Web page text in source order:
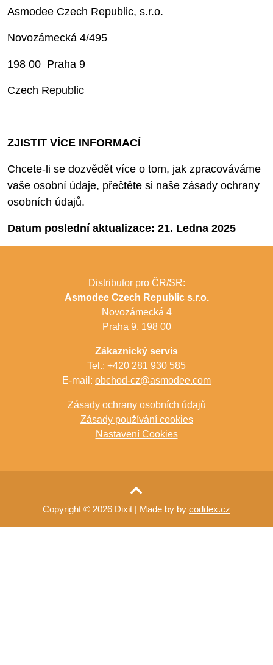
Asmodee Czech Republic, s.r.o.
Novozámecká 4/495
198 00 Praha 9
Czech Republic
ZJISTIT VÍCE INFORMACÍ
Chcete-li se dozvědět více o tom, jak zpracováváme
vaše osobní údaje, přečtěte si naše zásady ochrany
osobních údajů.
Datum poslední aktualizace: 21. Ledna 2025
Distributor pro ČR/SR:
Asmodee Czech Republic s.r.o.
Novozámecká 4
Praha 9, 198 00
Zákaznický servis
Tel.: +420 281 930 585
E-mail: obchod-cz@asmodee.com
Zásady ochrany osobních údajů
Zásady používání cookies
Nastavení Cookies
Copyright © 2026 Dixit | Made by by coddex.cz